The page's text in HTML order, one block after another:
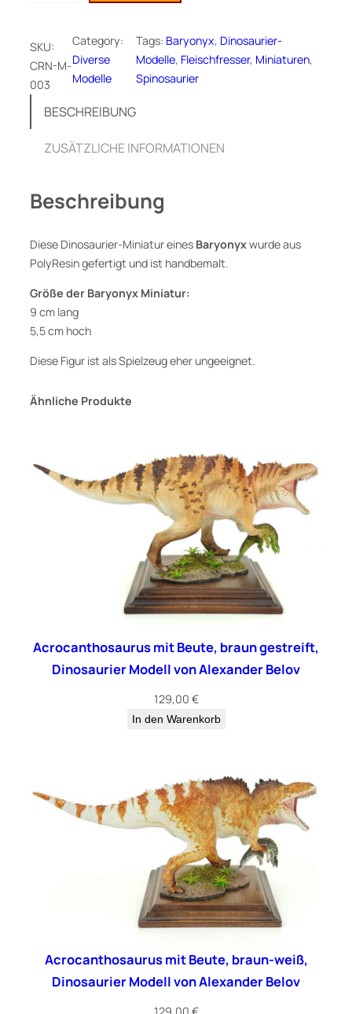
y
o
n
n
s
a
r
i
e
M
n
t
SKU:
CRN-M-
003
Category:
Diverse
Modelle
Tags: Baryonyx, Dinosaurier-
Modelle, Fleischfresser, Miniaturen
Spinosaurier
BESCHREIBUNG
ZUSÄTZLICHE INFORMATIONEN
Beschreibung
Diese Dinosaurier-Miniatur eines Baryonyxwurde aus
PolyResin gefertigt und ist handbemalt.
Größe der Baryonyx Miniatur:
9 cm lang
5,5 cm hoch
Diese Figur ist als Spielzeug eher ungeeignet.
Ähnliche Produkte
Acrocanthosaurus mit Beute, braun gestreift,
Dinosaurier Modell von Alexander Belov
129,00 €
In den Warenkorb
Acrocanthosaurus mit Beute, braun-weiß,
Dinosaurier Modell von Alexander Belov
129,00 €